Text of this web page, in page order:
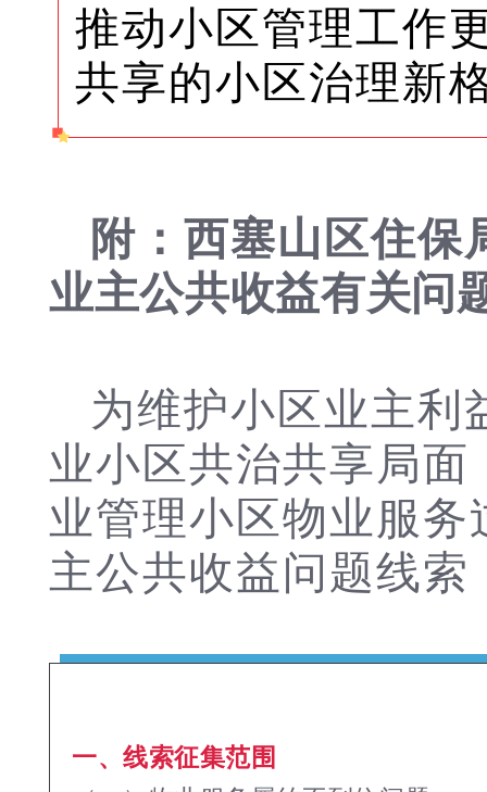
推动小区管理工作
共享的小区治理新
附：西塞山区住保
业主公共收益有关问
为维护小区业主利
业小区共治共享局
业管理小区物业服
主公共收益问题线
一、线索征集范围